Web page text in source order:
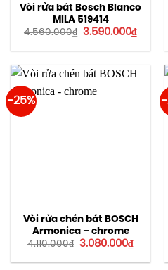
Vòi rửa bát Bosch Blanco
MILA 519414
4.560.000₫ Giá
là:
3.590.000₫Giá
tại
-25%
Vòi rửa chén bát BOSCH
Armonica – chrome
4.110.000₫ Giá
là:
3.080.000₫Giá
tại
-